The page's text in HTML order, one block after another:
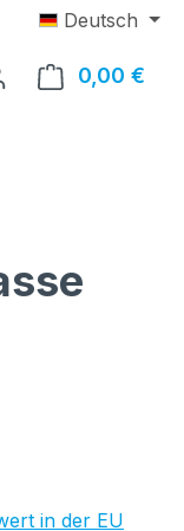
Deutsch
0,00 €
in der EU